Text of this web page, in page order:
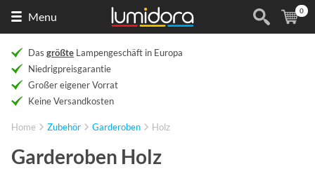
Menu (
0
Das größte Lampengeschäft in Europa
Niedrigpreisgarantie
Großer eigener Vorrat
Keine Versandkosten
Home Zubehör Garderoben Holz
Garderoben Holz